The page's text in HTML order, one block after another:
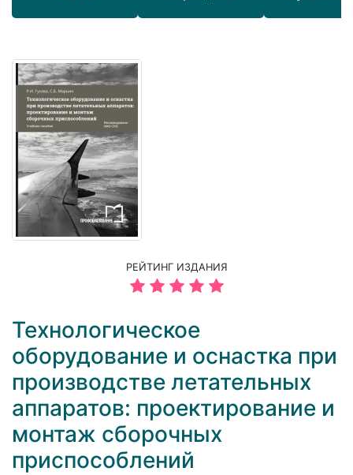
РЕЙТИНГ ИЗДАНИЯ
Технологическое
оборудование и оснастка при
производстве летательных
аппаратов: проектирование и
монтаж сборочных
приспособлений